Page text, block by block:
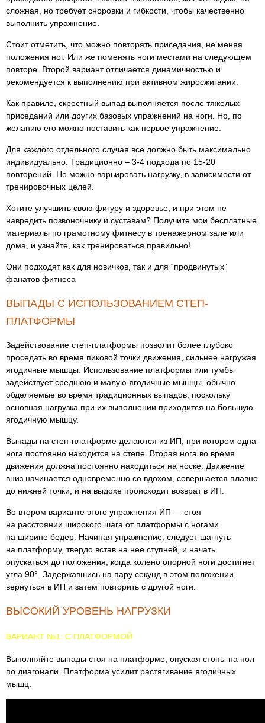
сложная, но требует сноровки и гибкости, чтобы качественно
выполнить упражнение.
Стоит отметить, что можно повторять приседания, не меняя
положения ног. Или же поменять ноги местами на следующем
повторе. Второй вариант отличается динамичностью и
рекомендуется к выполнению при активном жиросжигании.
Как правило, скрестный выпад выполняется после тяжелых
приседаний или других базовых упражнений на ноги. Но, по
желанию его можно поставить как первое упражнение.
Для каждого отдельного случая все должно быть максимально
индивидуально. Традиционно – 3-4 подхода по 15-20
повторений. Но можно варьировать нагрузку, в зависимости от
тренировочных целей.
Хотите улучшить свою фигуру и здоровье, и при этом не
навредить позвоночнику и суставам? Получите мои бесплатные
материалы по грамотному фитнесу в тренажерном зале или
дома, и узнайте, как тренироваться правильно!
Они подходят как для новичков, так и для “продвинутых”
фанатов фитнеса
ВЫПАДЫ С ИСПОЛЬЗОВАНИЕМ СТЕП-
ПЛАТФОРМЫ
Задействование степ-платформы позволит более глубоко
проседать во время пиковой точки движения, сильнее нагружая
ягодичные мышцы. Использование платформы или тумбы
задействует среднюю и малую ягодичные мышцы, обычно
обделяемые во время традиционных выпадов, поскольку
основная нагрузка при их выполнении приходится на большую
ягодичную мышцу.
Выпады на степ-платформе делаются из ИП, при котором одна
нога постоянно находится на степе. Вторая нога во время
движения должна постоянно находиться на носке. Движение
вниз начинается одновременно со вдохом, совершается плавно
до нижней точки, и на выдохе происходит возврат в ИП.
Во втором варианте этого упражнения ИП — стоя
на расстоянии широкого шага от платформы с ногами
на ширине бедер. Начиная упражнение, следует шагнуть
на платформу, твердо встав на нее ступней, и начать
опускаться до положения, когда колено опорной ноги достигнет
угла 90°. Задержавшись на пару секунд в этом положении,
вернуться в ИП и затем повторить с другой ноги.
ВЫСОКИЙ УРОВЕНЬ НАГРУЗКИ
ВАРИАНТ №1: С ПЛАТФОРМОЙ
Выполняйте выпады стоя на платформе, опуская стопы на пол
по диагонали. Платформа усилит растягивание ягодичных
мышц.